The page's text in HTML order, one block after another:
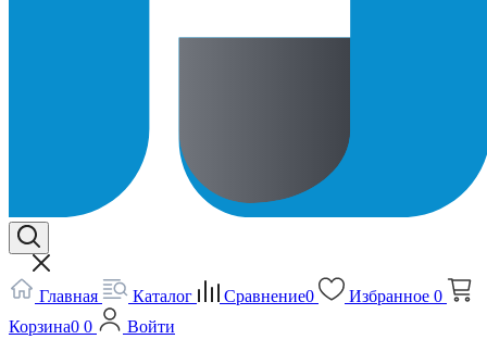
Главная Каталог Сравнение0 Избранное 0
Корзина0 0
Войти